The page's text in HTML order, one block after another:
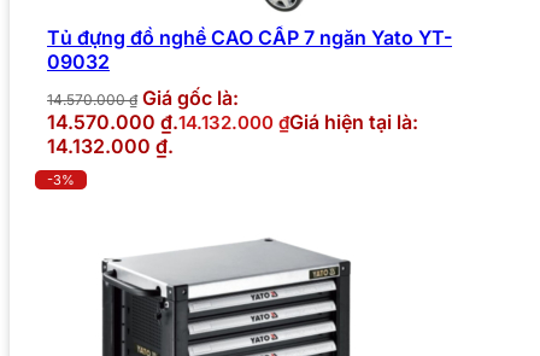
Tủ đựng đồ nghề CAO CẤP 7 ngăn Yato YT-
09032
14.570.000₫ Giá gốc là:
14.570.000 ₫.14.132.000 ₫Giá hiện tại là:
14.132.000 ₫.
-3%